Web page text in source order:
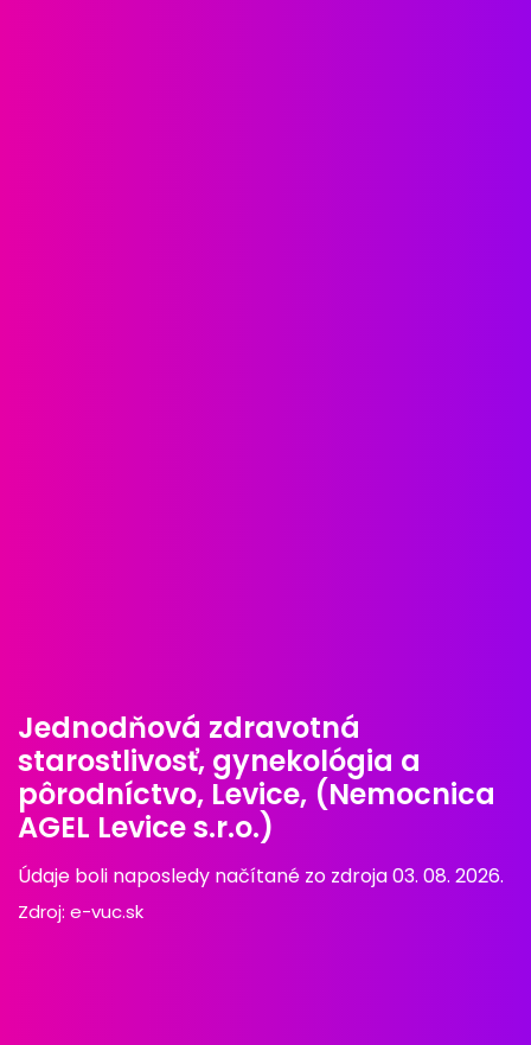
Jednodňová zdravotná
starostlivosť, gynekológia a
pôrodníctvo, Levice, (Nemocnica
AGEL Levice s.r.o.)
Údaje boli naposledy načítané zo zdroja 03. 08. 2026.
Zdroj: e-vuc.sk